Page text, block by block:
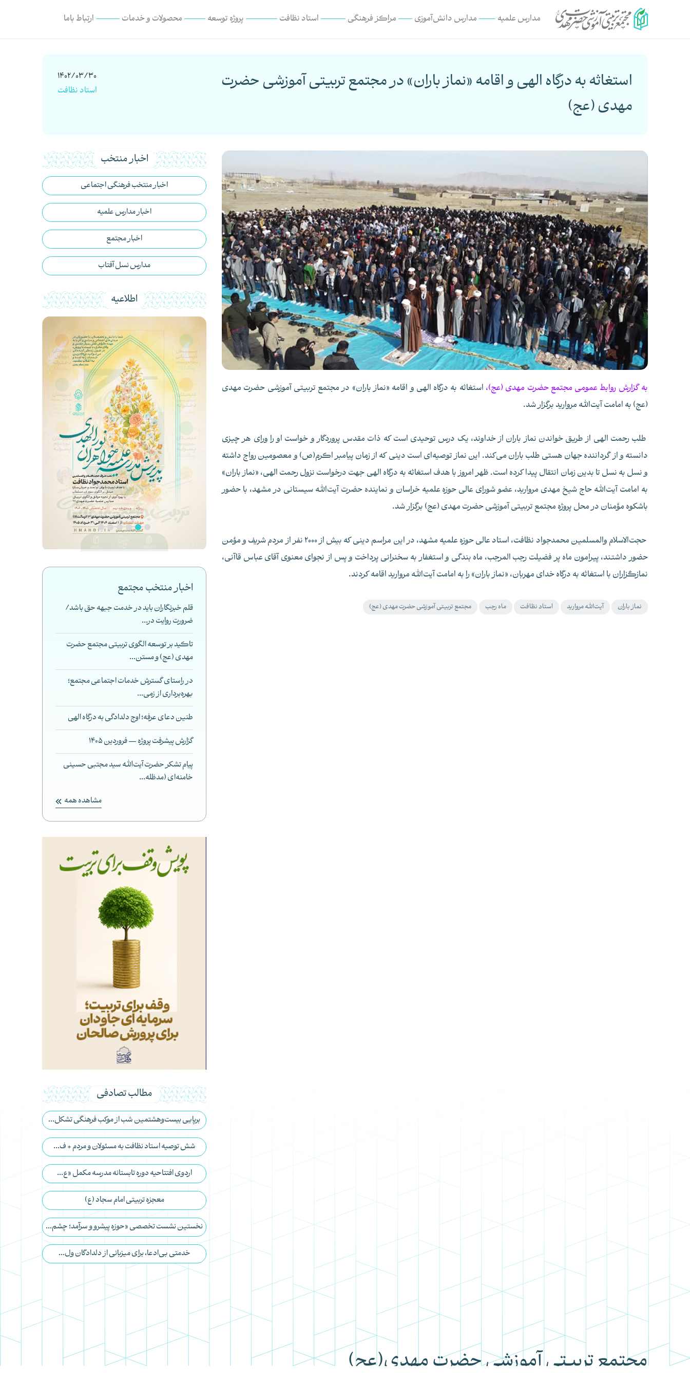
مدارس علمیه مدارس دانش‌آموزی مراکز فرهنگی استاد نظافت پروژه توسعه محصولات و خدمات ارتباط با‌ما
استغاثه به درگاه الهی و اقامه «نماز باران» در مجتمع تربیتی آموزشی حضرت
مهدی (عج)
1402/03/30
استاد نظافت
به گزارش روابط عمومی مجتمع حضرت مهدی (عج)، استغاثه به درگاه الهی و اقامه «نماز باران» در مجتمع تربیتی آموزشی حضرت مهدی
(عج) به امامت آیت‌الله مروارید برگزار شد.
طلب رحمت الهی از طریق خواندن نماز باران از خداوند، یک درس توحیدی است که ذات مقدس پروردگار و خواست او را ورای هر چیزی
دانسته و از گرداننده جهان هستی طلب باران می‌کند. این نماز توصیه‌ای است دینی که از زمان پیامبر اکرم(ص) و معصومین رواج داشته
و نسل به نسل تا بدین زمان انتقال پیدا کرده است. ظهر امروز با هدف استغاثه به درگاه الهی جهت درخواست نزول رحمت الهی، «نماز باران»
به امامت آیت‌الله حاج شیخ مهدی مروارید، عضو شورای عالی حوزه علمیه خراسان و نماینده حضرت آیت‌الله سیستانی در مشهد، با حضور
باشکوه مؤمنان در محل پروژه مجتمع تربیتی آموزشی حضرت مهدی (عج) برگزار شد.
حجت‌الاسلام والمسلمین محمدجواد نظافت، استاد عالی حوزه علمیه مشهد، در این مراسم دینی که بیش از 2000 نفر از مردم شریف و مؤمن
حضور داشتند، پیرامون ماه پر فضیلت رجب المرجب، ماه بندگی و استغفار به سخنرانی پرداخت و پس از نجوای معنوی آقای عباس قاآنی،
نمازگزاران با استغاثه به درگاه خدای مهربان، «نماز باران» را به امامت آیت‌الله مروارید اقامه کردند.
نماز باران آیت‌الله مروارید استاد نظافت ماه رجب مجتمع تربیتی آموزشی حضرت مهدی (عج)
اخبار منتخب
اخبار منتخب فرهنگی اجتماعی
اخبار مدارس علمیه
اخبار مجتمع
مدارس نسل آفتاب
اطلاعیه
اخبار منتخب مجتمع
قلم خبرنگاران باید در خدمت جبهه حق باشد/
ضرورت روایت در...
تاکید بر توسعه الگوی تربیتی مجتمع حضرت
مهدی (عج) و مستن...
در راستای گسترش خدمات اجتماعی مجتمع؛
بهره‌برداری از زمی...
طنین دعای عرفه؛ اوج دلدادگی به درگاه الهی
گزارش پیشرفت پروژه — فروردین 1405
پیام تشکر حضرت آیت‌الله سید مجتبی حسینی
خامنه‌ای (مدظله...
مشاهده همه
مطالب تصادفی
برپایی بیست‌وهشتمین شب از موکب فرهنگی تشکل...
شش توصیه استاد نظافت به مسئولان و مردم + ف...
اردوی افتتاحیه دوره تابستانه مدرسه مکمل «ع...
معجزه تربیتی امام سجاد (ع)
نخستین نشست تخصصی «حوزه پیشرو و سرآمد؛ چشم...
خدمتی بی‌ادعا، برای میزبانی از دلدادگان ول...
مجتمع تربیتی آموزشی حضرت مهدی(عج)